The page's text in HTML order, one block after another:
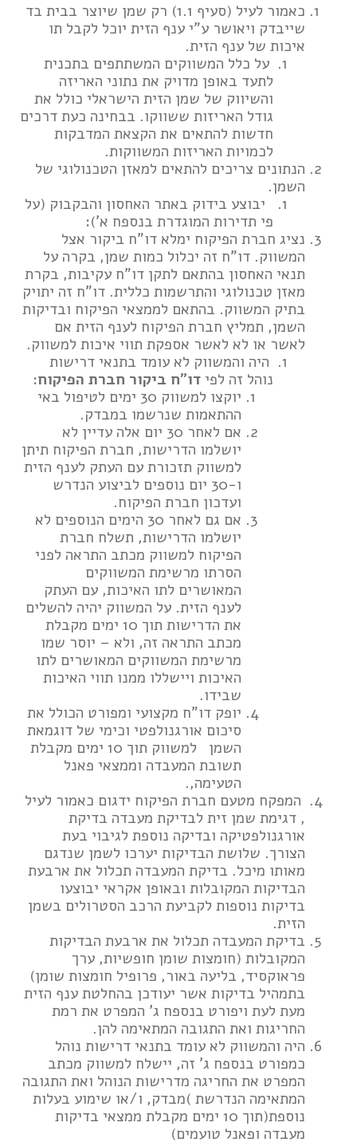
כאמור לעיל (סעיף 1.1) רק שמן שיוצר בבית בד
שייבדק ויאושר ע”י ענף הזית יוכל לקבל תו
איכות של ענף הזית.
על כלל המשווקים המשתתפים בתכנית
לתעד באופן מדויק את נתוני האריזה
והשיווק של שמן הזית הישראלי כולל את
גודל האריזות ששווקו. בבחינה כעת דרכים
חדשות להתאים את הקצאת המדבקות
לכמויות האריזות המשווקות.
הנתונים צריכים להתאים למאזן הטכנולוגי של
השמן.
יבוצע בידוק באתר האחסון והבקבוק (על
פי תדירות המוגדרת בנספח א’):
נציג חברת הפיקוח ימלא דו”ח ביקור אצל
המשווק. דו”ח זה יכלול כמות שמן, בקרה על
תנאי האחסון בהתאם לתקן דו”ח עקיבות, בקרת
מאזן טכנולוגי והתרשמות כללית. דו”ח זה יתויק
בתיק המשווק. בהתאם לממצאי הפיקוח ובדיקות
השמן, תמליץ חברת הפיקוח לענף הזית אם
לאשר או לא לאשר אספקת תווי איכות למשווק.
היה והמשווק לא עומד בתנאי דרישות
נוהל זה לפי דו”ח ביקור חברת הפיקוח:
יוקצו למשווק 30 ימים לטיפול באי
ההתאמות שנרשמו במבדק.
אם לאחר 30 יום אלה עדיין לא
יושלמו הדרישות, חברת הפיקוח תיתן
למשווק תזכורת עם העתק לענף הזית
ו-30 יום נוספים לביצוע הנדרש
ועדכון חברת הפיקוח.
אם גם לאחר 30 הימים הנוספים לא
יושלמו הדרישות, תשלח חברת
הפיקוח למשווק מכתב התראה לפני
הסרתו מרשימת המשווקים
המאושרים לתו האיכות, עם העתק
לענף הזית. על המשווק יהיה להשלים
את הדרישות תוך 10 ימים מקבלת
מכתב התראה זה, ולא – יוסר שמו
מרשימת המשווקים המאושרים לתו
האיכות ויישללו ממנו תווי האיכות
שבידו.
יופק דו”ח מקצועי ומפורט הכולל את
סיכום אורגנולפטי וכימי של דוגמאת
השמן למשווק תוך 10 ימים מקבלת
תשובת המעבדה וממצאי פאנל
הטעימה,.
המפקח מטעם חברת הפיקוח ידגום כאמור לעיל
, דגימת שמן זית לבדיקת מעבדה בדיקת
אורגנולפטיקה ובדיקה נוספת לגיבוי בעת
הצורך. שלושת הבדיקות יערכו לשמן שנדגם
מאותו מיכל. בדיקת המעבדה תכלול את ארבעת
הבדיקות המקובלות ובאופן אקראי יבוצעו
בדיקות נוספות לקביעת הרכב הסטרולים בשמן
הזית.
בדיקת המעבדה תכלול את ארבעת הבדיקות
המקובלות (חומצות שומן חופשיות, ערך
פראוקסיד, בליעה באור, פרופיל חומצות שומן)
בתמהיל בדיקות אשר יעודכן בהחלטת ענף הזית
מעת לעת ויפורט בנספח ג’ המפרט את רמת
החריגות ואת התגובה המתאימה להן.
היה והמשווק לא עומד בתנאי דרישות נוהל
כמפורט בנספח ג’ זה, יישלח למשווק מכתב
המפרט את החריגה מדרישות הנוהל ואת התגובה
המתאימה הנדרשת )מבדק, ו/או שימוע בעלות
נוספת(תוך 10 ימים מקבלת ממצאי בדיקות
מעבדה ופאנל טועמים)